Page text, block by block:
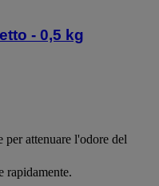
- 0,5 kg
per attenuare l'odore del
rapidamente.